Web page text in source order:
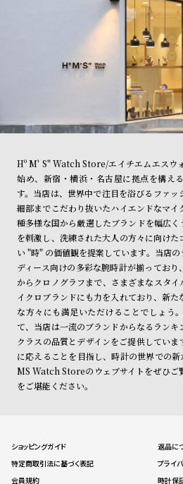
Hº M' S" Watch Store/エイチエムエスウ
始め、新宿・横浜・名古屋に拠点を構え
す。当店は、世界中で注目を浴びるファッ
細部までこだわり抜いたハイエンドなマ
種多様な国から厳選したブランドを幅広
を刺激し、洗練された大人の方々に向け
い "時" の価値観を提案しています。当店
ディース向けの多彩な腕時計が揃ってお
からクロノグラフまで、さまざまなスタ
イクロブランドにも力を入れており、新
な方々にも満足いただけることでしょう
て、当店は一流のブランドからなるラン
クラスの品質とデザインをご提供してい
に応えることを目指し、時計の世界での
MS Watch Storeのウェブサイトをぜひご
をご堪能ください。
ショッピングガイド
返品に
特定商取引法に基づく表記
プライ
会員規約
時計保